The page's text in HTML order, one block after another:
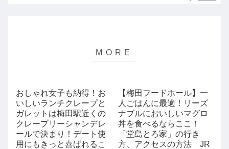
おしゃれ女子も納得！お
いしいランチクレープと
ガレットは梅田駅近くの
クレープリーシャンデレ
ールで決まり！デート使
用にもきっと喜ばれるこ
【梅田フードホール】一
人ごはんに最適！リーズ
ナブルにおいしいマグロ
丼を食べるならここ！
「堂島とろ家」の行き
方、アクセスの方法 JR